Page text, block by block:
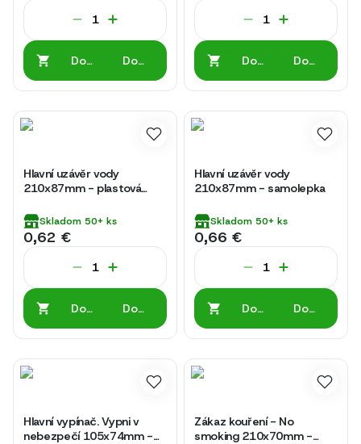
Do
Do
Do
Do
Hlavní uzávěr vody
210x87mm - plastová
Skladom 50+ ks
0,62 €
Do
Do
Hlavní uzávěr vody
210x87mm - samolepka
Skladom 50+ ks
0,66 €
Do
Do
Hlavní vypínač. Vypni v
nebezpečí 105x74mm -
Zákaz kouření - No
smoking 210x70mm -